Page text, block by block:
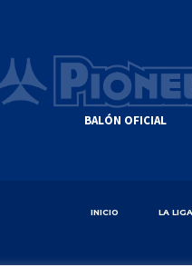
BALÓN OFICIAL
INICIO LA LIGA